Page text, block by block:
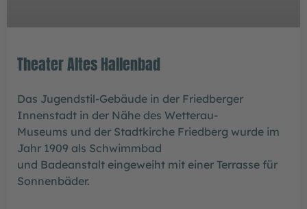
Theater Altes Hallenbad
Das Jugendstil-Gebäude in der Friedberger
Innenstadt in der Nähe des Wetterau-
Museums und der Stadtkirche Friedberg wurde im
Jahr 1909 als Schwimmbad
und Badeanstalt eingeweiht mit einer Terrasse für
Sonnenbäder.